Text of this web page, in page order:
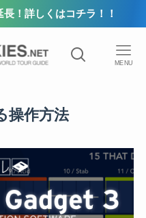
！詳しくはコチラ！！
MENU
操作方法